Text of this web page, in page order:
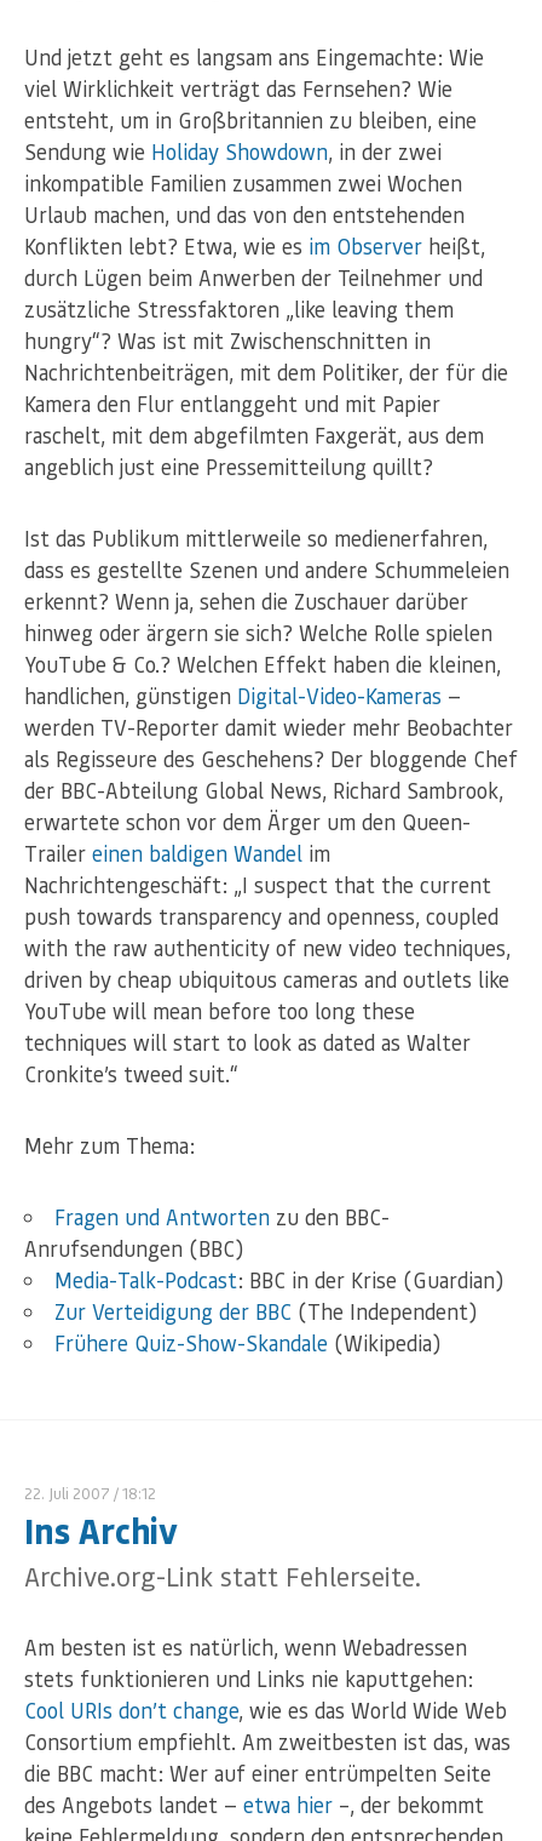
Und jetzt geht es langsam ans Eingemachte: Wie
viel Wirklichkeit verträgt das Fernsehen? Wie
entsteht, um in Großbritannien zu bleiben, eine
Sendung wie Holiday Showdown, in der zwei
inkompatible Familien zusammen zwei Wochen
Urlaub machen, und das von den entstehenden
Konflikten lebt? Etwa, wie es im Observer heißt,
durch Lügen beim Anwerben der Teilnehmer und
zusätzliche Stressfaktoren „like leaving them
hungry“? Was ist mit Zwischenschnitten in
Nachrichtenbeiträgen, mit dem Politiker, der für die
Kamera den Flur entlanggeht und mit Papier
raschelt, mit dem abgefilmten Faxgerät, aus dem
angeblich just eine Pressemitteilung quillt?
Ist das Publikum mittlerweile so medienerfahren,
dass es gestellte Szenen und andere Schummeleien
erkennt? Wenn ja, sehen die Zuschauer darüber
hinweg oder ärgern sie sich? Welche Rolle spielen
YouTube & Co.? Welchen Effekt haben die kleinen,
handlichen, günstigen Digital-Video-Kameras —
werden TV-Reporter damit wieder mehr Beobachter
als Regisseure des Geschehens? Der bloggende Chef
der BBC-Abteilung Global News, Richard Sambrook,
erwartete schon vor dem Ärger um den Queen-
Trailer einen baldigen Wandel im
Nachrichtengeschäft: „I suspect that the current
push towards transparency and openness, coupled
with the raw authenticity of new video techniques,
driven by cheap ubiquitous cameras and outlets like
YouTube will mean before too long these
techniques will start to look as dated as Walter
Cronkite’s tweed suit.“
Mehr zum Thema:
Fragen und Antwortenzu den BBC-
Anrufsendungen (BBC)
Media-Talk-Podcast: BBC in der Krise (Guardian)
Zur Verteidigung der BBC (The Independent)
Frühere Quiz-Show-Skandale(Wikipedia)
22. Juli 2007 / 18:12
Ins Archiv
Archive.org-Link statt Fehlerseite.
Am besten ist es natürlich, wenn Webadressen
stets funktionieren und Links nie kaputtgehen:
Cool URIs don’t change, wie es das World Wide Web
Consortium empfiehlt. Am zweitbesten ist das, was
die BBC macht: Wer auf einer entrümpelten Seite
des Angebots landet — etwa hier –, der bekommt